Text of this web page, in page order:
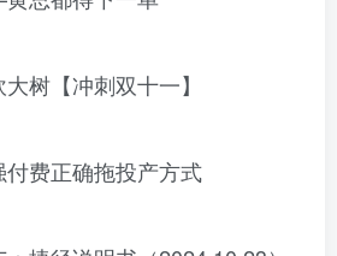
树【冲刺双十一】
费正确拖投产方式